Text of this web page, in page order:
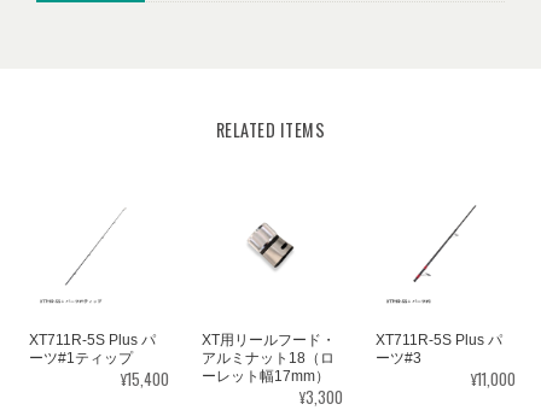
RELATED ITEMS
XT711R-5S Plus パ
ーツ#1ティップ
¥15,400
XT用リールフード・
アルミナット18（ロ
ーレット幅17mm）
¥3,300
XT711R-5S Plus パ
ーツ#3
¥11,000